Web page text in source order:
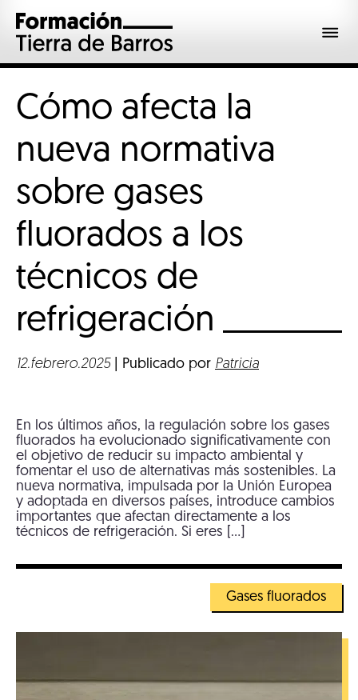
Cómo afecta la
nueva normativa
sobre gases
fluorados a los
técnicos de
refrigeración
12.febrero.2025 | Publicado por Patricia
En los últimos años, la regulación sobre los gases
fluorados ha evolucionado significativamente con
el objetivo de reducir su impacto ambiental y
fomentar el uso de alternativas más sostenibles. La
nueva normativa, impulsada por la Unión Europea
y adoptada en diversos países, introduce cambios
importantes que afectan directamente a los
técnicos de refrigeración. Si eres […]
Gases fluorados